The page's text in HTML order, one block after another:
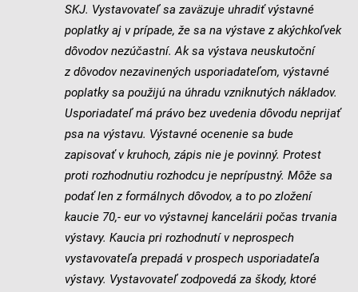
SKJ. Vystavovateľ sa zaväzuje uhradiť výstavné
poplatky aj v prípade, že sa na výstave z akýchkoľvek
dôvodov nezúčastní. Ak sa výstava neuskutoční
z dôvodov nezavinených usporiadateľom, výstavné
poplatky sa použijú na úhradu vznik­nutých nákladov.
Usporiadateľ má právo bez uvedenia dôvodu neprijať
psa na výstavu. Výstavné ocenenie sa bude
zapisovať v kruhoch, zápis nie je povinný. Protest
proti rozhodnutiu rozhodcu je neprípustný. Môže sa
podať len z formálnych dôvodov, a to po zložení
kaucie 70,- eur vo výstavnej kancelárii počas trvania
výstavy. Kaucia pri rozhodnutí v neprospech
vystavovateľa prepadá v prospech usporiadateľa
výstavy. Vystavovateľ zodpovedá za škody, ktoré